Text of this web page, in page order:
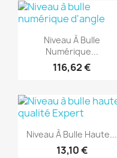
Aperçu rapide
Niveau À Bulle
Numérique...
116,62 €
(1)
Aperçu rapide
Niveau À Bulle Haute...
13,10 €